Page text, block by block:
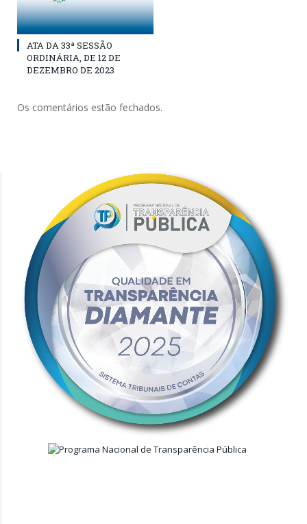
ATA DA 33ª SESSÃO
ORDINÁRIA, DE 12 DE
DEZEMBRO DE 2023
Os comentários estão fechados.